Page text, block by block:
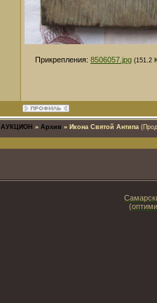
Прикрепления: 8506057.jpg (151.2
АУКЦИОН » Архив » Икона Святой Антипа